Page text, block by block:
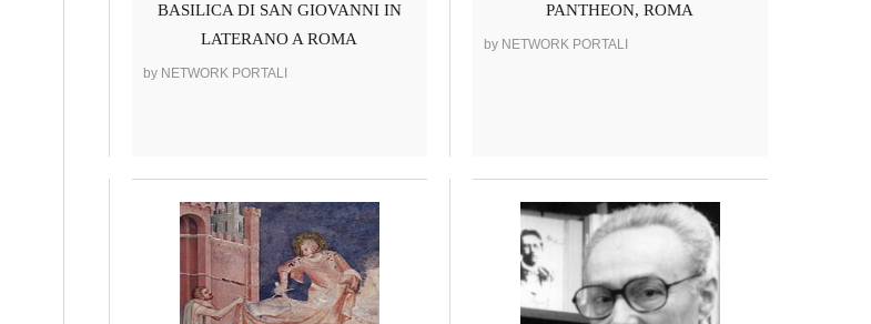
BASILICA DI SAN GIOVANNI IN
LATERANO A ROMA
by NETWORK PORTALI
PANTHEON, ROMA
by NETWORK PORTALI